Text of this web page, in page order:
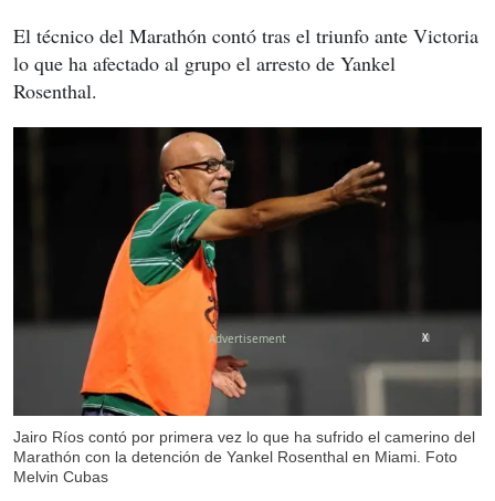
El técnico del Marathón contó tras el triunfo ante Victoria
lo que ha afectado al grupo el arresto de Yankel
Rosenthal.
Jairo Ríos contó por primera vez lo que ha sufrido el camerino del
Marathón con la detención de Yankel Rosenthal en Miami. Foto
Melvin Cubas
X